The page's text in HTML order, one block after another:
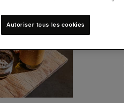
Autoriser tous les cookies